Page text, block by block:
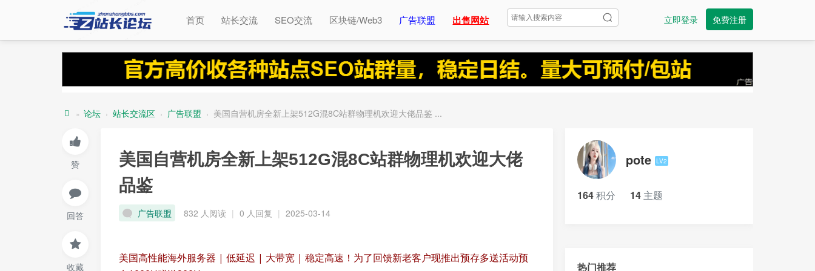
首页 站长交流 SEO交流 区块链/Web3 广告联盟 出售网站 立即登录 免费注册
长
» 论坛 › 站长交流区 › 广告联盟 › 美国自营机房全新上架512G混8C站群物理机欢迎大佬品鉴 ...
赞
回答
收藏
美国自营机房全新上架512G混8C站群物理机欢迎大佬
品鉴
广告联盟 832 人阅读 | 0 人回复 | 2025-03-14
美国高性能海外服务器 | 低延迟 | 大带宽 | 稳定高速！为了回馈新老客户现推出预存多送活动预
pote LV2
164积分 14 主题
热门推荐